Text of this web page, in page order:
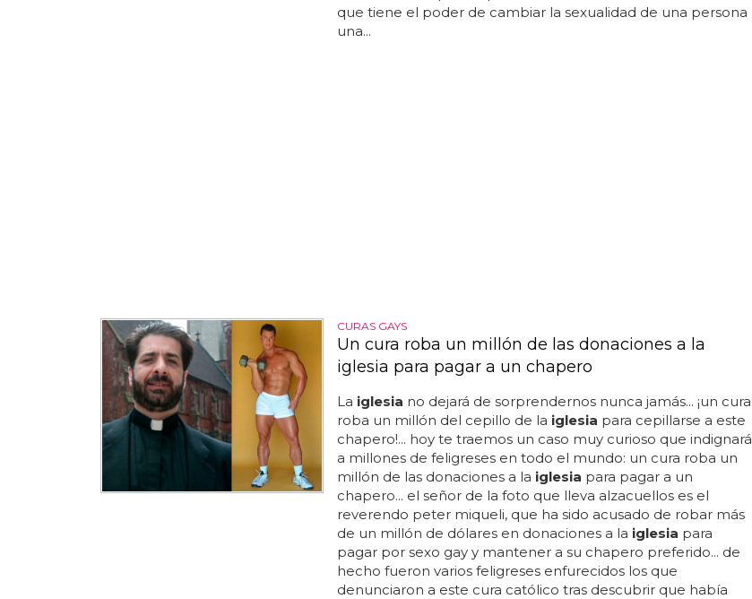
que tiene el poder de cambiar la sexualidad de una persona
una...
CURAS GAYS
Un cura roba un millón de las donaciones a la
iglesia para pagar a un chapero
La iglesia no dejará de sorprendernos nunca jamás... ¡un cura
roba un millón del cepillo de la iglesia para cepillarse a este
chapero!... hoy te traemos un caso muy curioso que indignará
a millones de feligreses en todo el mundo: un cura roba un
millón de las donaciones a la iglesia para pagar a un
chapero... el señor de la foto que lleva alzacuellos es el
reverendo peter miqueli, que ha sido acusado de robar más
de un millón de dólares en donaciones a la iglesia para
pagar por sexo gay y mantener a su chapero preferido... de
hecho fueron varios feligreses enfurecidos los que
denunciaron a este cura católico tras descubrir que había